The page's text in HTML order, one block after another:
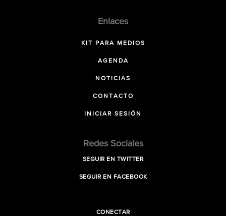
Enlaces
KIT PARA MEDIOS
AGENDA
NOTICIAS
CONTACTO
INICIAR SESIÓN
Redes Sociales
SEGUIR EN TWITTER
SEGUIR EN FACEBOOK
CONECTAR